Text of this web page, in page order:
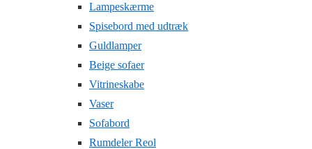
Lampeskærme
Spisebord med udtræk
Guldlamper
Beige sofaer
Vitrineskabe
Vaser
Sofabord
Rumdeler Reol